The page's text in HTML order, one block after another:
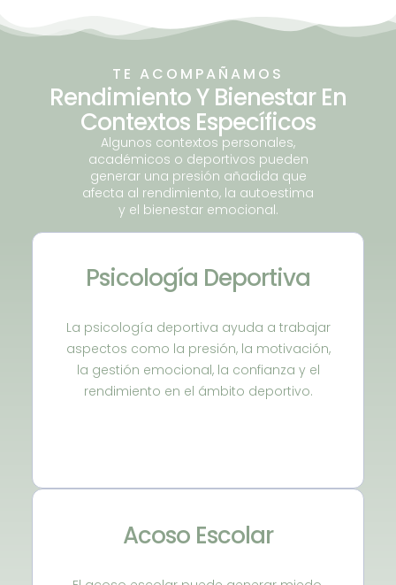
TE ACOMPAÑAMOS
Rendimiento Y Bienestar En
Contextos Específicos
Algunos contextos personales,
académicos o deportivos pueden
generar una presión añadida que
afecta al rendimiento, la autoestima
y el bienestar emocional.
Psicología Deportiva
La psicología deportiva ayuda a trabajar
aspectos como la presión, la motivación,
la gestión emocional, la confianza y el
rendimiento en el ámbito deportivo.
Acoso Escolar